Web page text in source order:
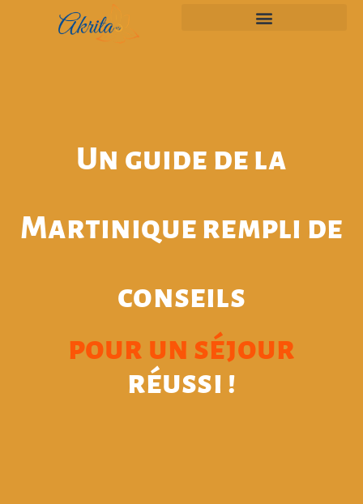
Un guide de la
Martinique rempli de
conseils
pour un séjour
réussi !